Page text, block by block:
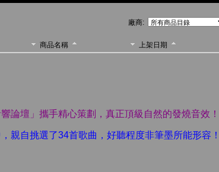
廠商:
商品名稱
上架日期
壇」攜手精心策劃，真正頂級自然的發燒音效！
自挑選了34首歌曲，好聽程度非筆墨所能形容！